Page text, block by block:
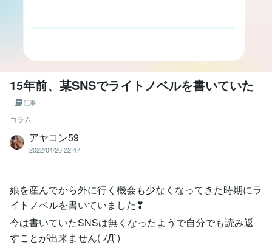
15年前、某SNSでライトノベルを書いていた
記事
コラム
アヤコン59
2022/04/20 22:47
娘を産んでから外に行く機会も少なくなってきた時期にラ
イトノベルを書いていました❣
今は書いていたSNSは無くなったようで自分でも読み返
すことが出来ません( ﾉД`)